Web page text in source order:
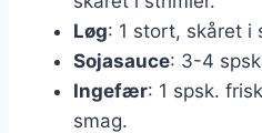
Løg: 1 stort, skåret i
Sojasauce: 3-4
Ingefær: 1 spsk.
smag.